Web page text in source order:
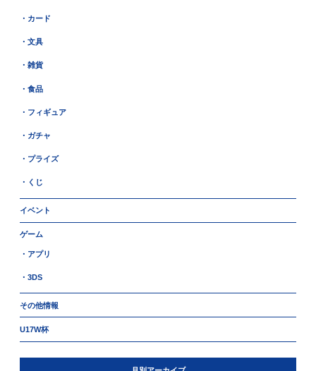
・カード
・文具
・雑貨
・食品
・フィギュア
・ガチャ
・プライズ
・くじ
イベント
ゲーム
・アプリ
・3DS
その他情報
U17W杯